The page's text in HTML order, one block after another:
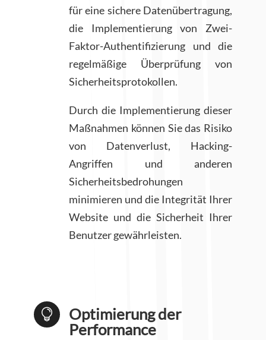
für eine sichere Datenübertragung,
die Implementierung von Zwei-
Faktor-Authentifizierung und die
regelmäßige Überprüfung von
Sicherheitsprotokollen.
Durch die Implementierung dieser
Maßnahmen können Sie das Risiko
von Datenverlust, Hacking-
Angriffen und anderen
Sicherheitsbedrohungen
minimieren und die Integrität Ihrer
Website und die Sicherheit Ihrer
Benutzer gewährleisten.

Optimierung der
Performance